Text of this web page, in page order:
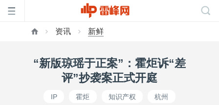
资讯 新鲜
“新版琼瑶于正案”：霍炬诉“差
评”抄袭案正式开庭
IP 霍炬 知识产权 杭州